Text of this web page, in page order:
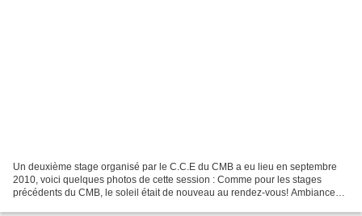
Un deuxième stage organisé par le C.C.E du CMB a eu lieu en septembre
2010, voici quelques photos de cette session : Comme pour les stages
précédents du CMB, le soleil était de nouveau au rendez-vous! Ambiance